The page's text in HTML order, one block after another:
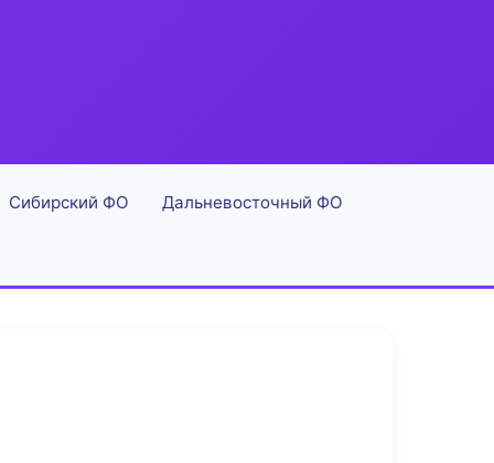
Сибирский ФО Дальневосточный ФО